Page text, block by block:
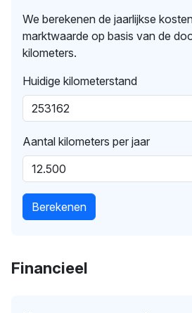
We berekenen de jaarlijkse
marktwaarde op basis van de
kilometers.
Huidige kilometerstand
Aantal kilometers per jaar
Berekenen
Financieel